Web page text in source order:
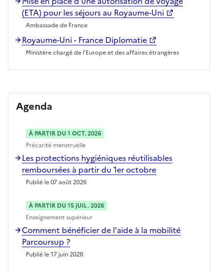
(ETA) pour les séjours au Royaume-Uni
Ambassade de France
Royaume-Uni - France Diplomatie
Ministère chargé de l'Europe et des affaires étrangères
Agenda
À PARTIR DU 1 OCT. 2026
Précarité menstruelle
Les protections hygiéniques réutilisables
remboursées à partir du 1er octobre
Publié le 07 août 2026
À PARTIR DU 15 JUIL. 2026
Enseignement supérieur
Comment bénéficier de l'aide à la mobilité
Parcoursup ?
Publié le 17 juin 2026